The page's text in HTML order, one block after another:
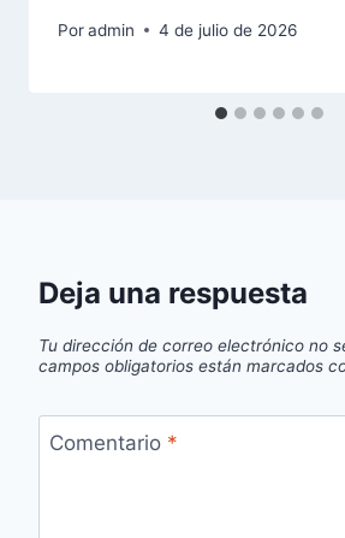
Poradmin 4 de julio de 2026
Deja una respuesta
Tu dirección de correo electrónico no
campos obligatorios están marcados
Comentario *